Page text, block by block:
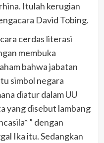
Itulah kerugian
David Tobing.
cerdas literasi
membuka
bahwa jabatan
simbol negara
diatur dalam UU
yang disebut lambang
” dengan
Ika itu. Sedangkan